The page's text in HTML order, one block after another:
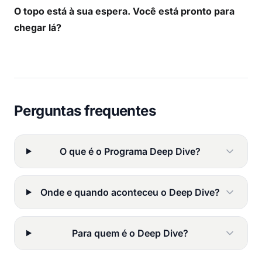
O topo está à sua espera. Você está pronto para
chegar lá?
Perguntas frequentes
O que é o Programa Deep Dive?
Onde e quando aconteceu o Deep Dive?
Para quem é o Deep Dive?